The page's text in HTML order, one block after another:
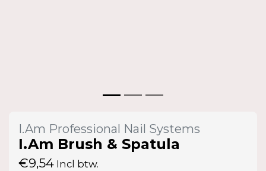
I.Am Professional Nail Systems
I.Am Brush & Spatula
€9,54 Incl btw.